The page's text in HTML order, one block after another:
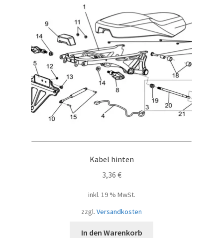
Kabel hinten
3,36 €
inkl. 19 % MwSt.
zzgl. Versandkosten
In den Warenkorb